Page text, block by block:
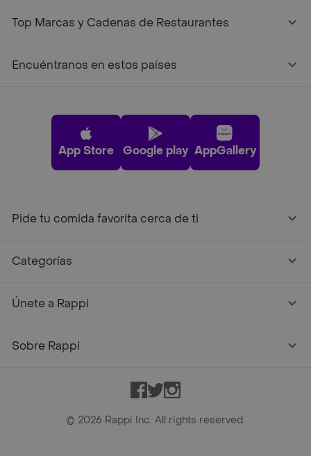
Top Marcas y Cadenas de Restaurantes
Encuéntranos en estos países
App Store Google play AppGallery
Pide tu comida favorita cerca de ti
Categorías
Únete a Rappi
Sobre Rappi
Facebook
TwitterInstagram
© 2026 Rappi Inc. All rights reserved.